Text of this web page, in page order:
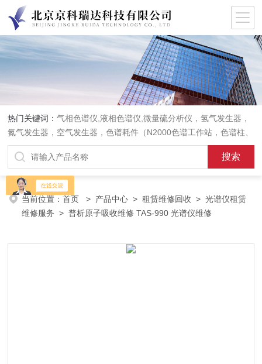
热门关键词：气相色谱仪,液相色谱仪,微量硫分析仪，氢气发生器，
氮气发生器，空气发生器，色谱耗件（N2000色谱工作站，色谱柱、
阀件、进样器、色谱担体），顶空进样器，热解析仪，紫外分光光度
计，原子吸收分光光度计，傅立叶红外光谱仪，分析天平等常规实验
室产品。
当前位置：首页 > 产品中心 >租赁维修回收 >光谱仪租赁
维修服务 > 普析原子吸收维修 TAS-990 光谱仪维修